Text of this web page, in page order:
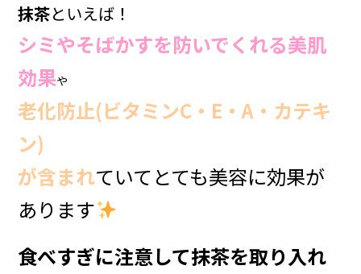
抹茶といえば！
シミやそばかすを防いでくれる美肌
効果や
老化防止(ビタミンC・E・A・カテキ
ン)
が含まれていてとても美容に効果が
あります
食べすぎに注意して抹茶を取り入れ